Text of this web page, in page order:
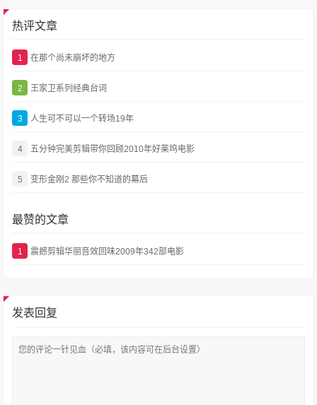
热评文章
1 在那个尚未崩坏的地方
2 王家卫系列经典台词
3 人生可不可以一个转场19年
4 五分钟完美剪辑带你回顾2010年好莱坞电影
5 变形金刚2 那些你不知道的幕后
最赞的文章
1 震撼剪辑华丽音效回味2009年342部电影
发表回复